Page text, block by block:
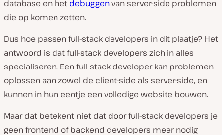
database en het debuggenvan server-side problemen
die op komen zetten.
Dus hoe passen full-stack developers in dit plaatje? Het
antwoord is dat full-stack developers zich in alles
specialiseren. Een full-stack developer kan problemen
oplossen aan zowel de client-side als server-side, en
kunnen in hun eentje een volledige website bouwen.
Maar dat betekent niet dat door full-stack developers je
geen frontend of backend developers meer nodig